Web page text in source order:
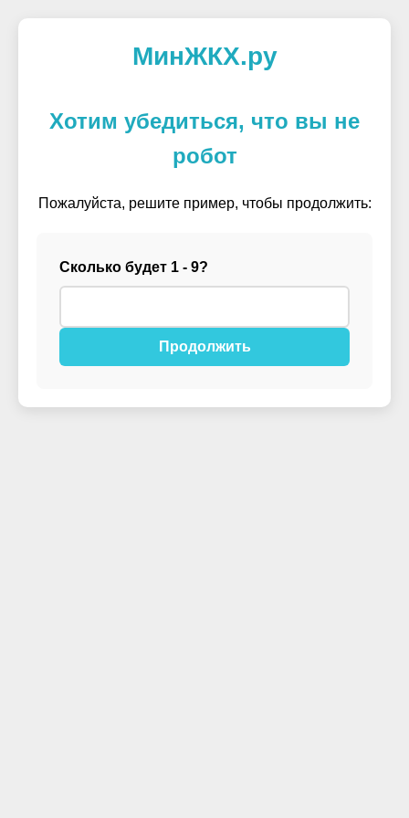
МинЖКХ.ру
Хотим убедиться, что вы не
робот
Пожалуйста, решите пример, чтобы продолжить:
Сколько будет 1 - 9?
Продолжить